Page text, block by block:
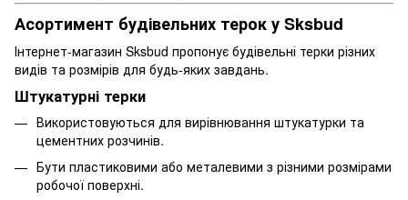
Асортимент будівельних терок у Sksbud
Інтернет-магазин Sksbud пропонує будівельні терки різних
видів та розмірів для будь-яких завдань.
Штукатурні терки
Використовуються для вирівнювання штукатурки та
цементних розчинів.
Бути пластиковими або металевими з різними розмірами
робочої поверхні.